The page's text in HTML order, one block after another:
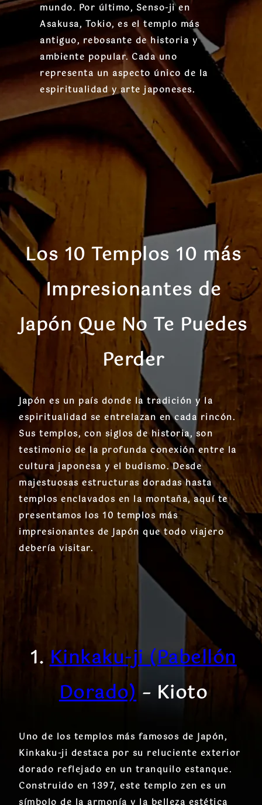
mundo. Por último, Senso-jien
Asakusa, Tokio, es el templo más
antiguo, rebosante de historia y
ambiente popular. Cada uno
representa un aspecto único de la
espiritualidad y arte japoneses.
Los 10 Templos 10 más
Impresionantes de
Japón Que No Te Puedes
Perder
Japón es un país donde la tradición y la
espiritualidad se entrelazan en cada rincón.
Sus templos, con siglos de historia, son
testimonio de la profunda conexión entre la
cultura japonesa y el budismo. Desde
majestuosas estructuras doradas hasta
templos enclavados en la montaña, aquí te
presentamos los 10 templos más
impresionantes de Japón que todo viajero
debería visitar.
1.Kinkaku-ji (Pabellón
Dorado)– Kioto
Uno de los templos más famosos de Japón,
Kinkaku-ji destaca por su reluciente exterior
dorado reflejado en un tranquilo estanque.
Construido en 1397, este templo zen es un